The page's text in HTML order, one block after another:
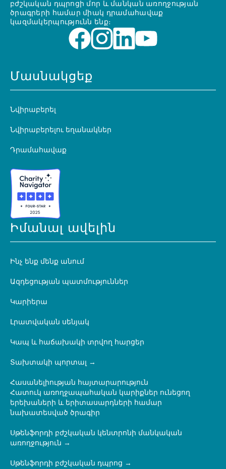
բժշկական դպրոցի մոր և մանկան առողջության
ծրագրերի համար միակ դրամահավաք
կազմակերպությունն ենք։
Մասնակցեք
Նվիրաբերել
Նվիրաբերելու եղանակներ
Դրամահավաք
Իմանալ ավելին
Ինչ ենք մենք անում
Ազդեցության պատմություններ
Կարիերա
Լրատվական սենյակ
Կապ և հաճախակի տրվող հարցեր
Տախտակի պորտալ
Հասանելիության հայտարարություն
Հատուկ առողջապահական կարիքներ ունեցող
երեխաների և երիտասարդների համար
նախատեսված ծրագիր
Սթենֆորդի բժշկական կենտրոնի մանկական
առողջություն
Սթենֆորդի բժշկական դպրոց